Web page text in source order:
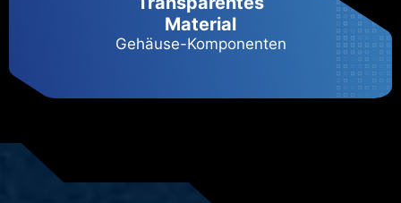
Material
Gehäuse-Komponenten